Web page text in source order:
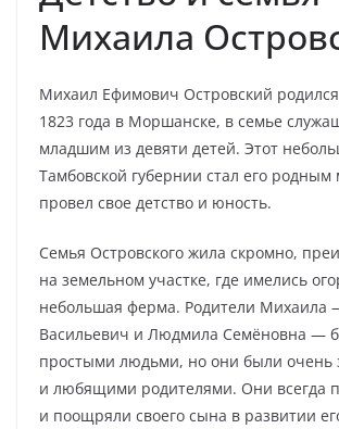
Михаила
Михаил Ефимович Островский
1823 года в Моршанске, в семье
младшим из девяти детей. Этот
Тамбовской губернии стал его родным
провел свое детство и юность.
Семья Островского жила скромно,
на земельном участке, где имелись
небольшая ферма. Родители Михаила
Васильевич и Людмила Семёновна —
простыми людьми, но они были очень
и любящими родителями. Они всегда
и поощряли своего сына в развитии